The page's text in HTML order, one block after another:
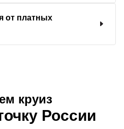
от платных
круиз
России